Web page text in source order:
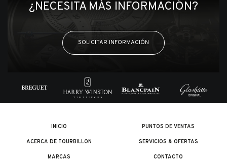
¿NECESITA MÁS INFORMACIÓN?
SOLICITAR INFORMACIÓN
INICIO
ACERCA DE TOURBILLON
MARCAS
PUNTOS DE VENTAS
SERVICIOS & OFERTAS
CONTACTO